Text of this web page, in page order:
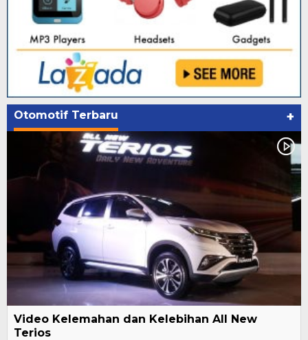
Otomotif Terbaru +
Video Kelemahan dan Kelebihan All New
Terios